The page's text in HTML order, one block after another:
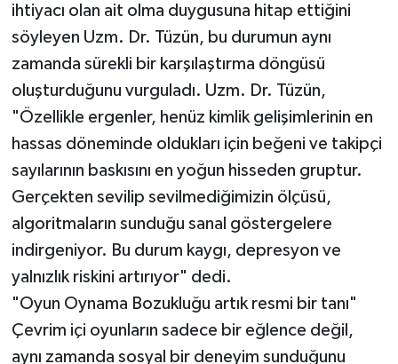
ihtiyacı olan ait olma duygusuna hitap ettiğini
söyleyen Uzm. Dr. Tüzün, bu durumun aynı
zamanda sürekli bir karşılaştırma döngüsü
oluşturduğunu vurguladı. Uzm. Dr. Tüzün,
"Özellikle ergenler, henüz kimlik gelişimlerinin en
hassas döneminde oldukları için beğeni ve takipçi
sayılarının baskısını en yoğun hisseden gruptur.
Gerçekten sevilip sevilmediğimizin ölçüsü,
algoritmaların sunduğu sanal göstergelere
indirgeniyor. Bu durum kaygı, depresyon ve
yalnızlık riskini artırıyor" dedi.
"Oyun Oynama Bozukluğu artık resmi bir tanı"
Çevrim içi oyunların sadece bir eğlence değil,
aynı zamanda sosyal bir deneyim sunduğunu